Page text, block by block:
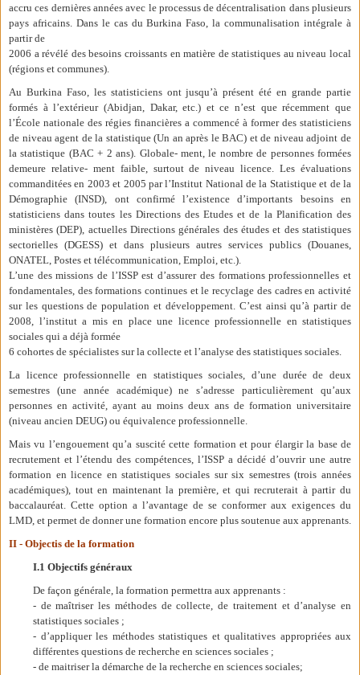
accru ces dernières années avec le processus de décentralisation dans plusieurs
pays africains. Dans le cas du Burkina Faso, la communalisation intégrale à
partir de
2006 a révélé des besoins croissants en matière de statistiques au niveau local
(régions et communes).
Au Burkina Faso, les statisticiens ont jusqu’à présent été en grande partie
formés à l’extérieur (Abidjan, Dakar, etc.) et ce n’est que récemment que
l’École nationale des régies financières a commencé à former des statisticiens
de niveau agent de la statistique (Un an après le BAC) et de niveau adjoint de
la statistique (BAC + 2 ans). Globale- ment, le nombre de personnes formées
demeure relative- ment faible, surtout de niveau licence. Les évaluations
commanditées en 2003 et 2005 par l’Institut National de la Statistique et de la
Démographie (INSD), ont confirmé l’existence d’importants besoins en
statisticiens dans toutes les Directions des Etudes et de la Planification des
ministères (DEP), actuelles Directions générales des études et des statistiques
sectorielles (DGESS) et dans plusieurs autres services publics (Douanes,
ONATEL, Postes et télécommunication, Emploi, etc.).
L’une des missions de l’ISSP est d’assurer des formations professionnelles et
fondamentales, des formations continues et le recyclage des cadres en activité
sur les questions de population et développement. C’est ainsi qu’à partir de
2008, l’institut a mis en place une licence professionnelle en statistiques
sociales qui a déjà formée
6 cohortes de spécialistes sur la collecte et l’analyse des statistiques sociales.
La licence professionnelle en statistiques sociales, d’une durée de deux
semestres (une année académique) ne s’adresse particulièrement qu’aux
personnes en activité, ayant au moins deux ans de formation universitaire
(niveau ancien DEUG) ou équivalence professionnelle.
Mais vu l’engouement qu’a suscité cette formation et pour élargir la base de
recrutement et l’étendu des compétences, l’ISSP a décidé d’ouvrir une autre
formation en licence en statistiques sociales sur six semestres (trois années
académiques), tout en maintenant la première, et qui recruterait à partir du
baccalauréat. Cette option a l’avantage de se conformer aux exigences du
LMD, et permet de donner une formation encore plus soutenue aux apprenants.
II - Objectis de la formation
I.1 Objectifs généraux
De façon générale, la formation permettra aux apprenants :
- de maîtriser les méthodes de collecte, de traitement et d’analyse en
statistiques sociales ;
- d’appliquer les méthodes statistiques et qualitatives appropriées aux
différentes questions de recherche en sciences sociales ;
- de maitriser la démarche de la recherche en sciences sociales;